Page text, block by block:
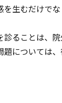
生むだけで
ることは、
については